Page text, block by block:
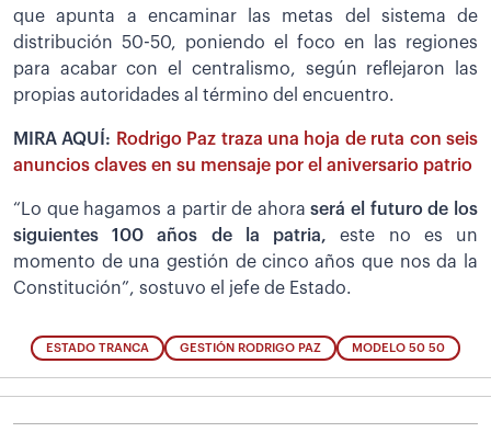
que apunta a encaminar las metas del sistema de
distribución 50-50, poniendo el foco en las regiones
para acabar con el centralismo, según reflejaron las
propias autoridades al término del encuentro.
MIRA AQUÍ: Rodrigo Paz traza una hoja de ruta con seis
anuncios claves en su mensaje por el aniversario patrio
“Lo que hagamos a partir de ahoraserá el futuro de los
siguientes 100 años de la patria, este no es un
momento de una gestión de cinco años que nos da la
Constitución”, sostuvo el jefe de Estado.
ESTADO TRANCA GESTIÓN RODRIGO PAZ MODELO 50 50